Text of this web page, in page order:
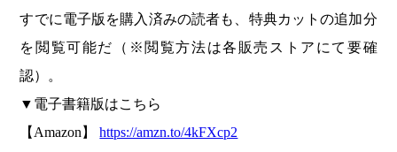
すでに電子版を購入済みの読者も、特典カットの追加分
を閲覧可能だ（※閲覧方法は各販売ストアにて要確
認）。
▼電子書籍版はこちら
【Amazon】https://amzn.to/4kFXcp2